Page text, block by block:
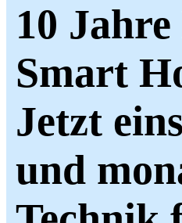
10
Smart
Jetzt
und